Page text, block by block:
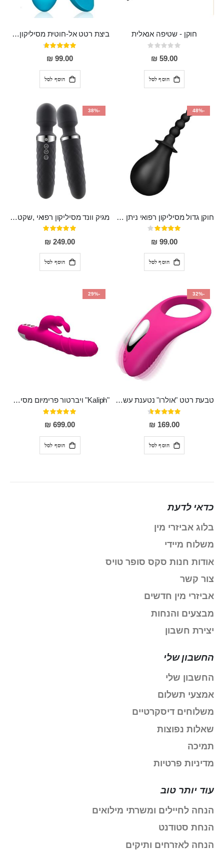
חוקן - שטיפה אנאלית
Rating:
0%
59.00 ₪
הוסף לסל
ביצת רטט אל-חוטית מסיליקון רפואי בגודל של 8 ס"מ ורוחב 3 ס"מ בעלת 20 מהירויות שונות "ENKI"
דירוג:
93%
99.00 ₪
הוסף לסל
-48%
חוקן גדול מסיליקון רפואי ניתן לשימוש גם כפלאג וגם כחרוזים אנאלים
דירוג:
80%
99.00 ₪
הוסף לסל
-38%
מגיק וונד מסיליקון רפואי ,שקט במיוחד, נטען בעל 10 מהירויות שונות "Erna"
דירוג:
100%
249.00 ₪
הוסף לסל
-32%
טבעת רטט "אולרו" נטענת עשויה סיליקון רפואי עם רטט חזק ומטריף חושים
דירוג:
91%
169.00 ₪
הוסף לסל
-29%
"Kaliph" ויברטור פרימיום מסיליקון רפואי , נטען, שקט במיוחד, מסתובב ומתפתל, שמנמן עם חדירה 14 סמ
דירוג:
100%
699.00 ₪
הוסף לסל
כדאי לדעת
בלוג אביזרי מין
משלוח מיידי
אודות חנות סקס סופר טויס
צור קשר
אביזרי מין חדשים
מבצעים והנחות
יצירת חשבון
החשבון שלי
החשבון שלי
אמצעי תשלום
משלוחים דיסקרטיים
שאלות נפוצות
תמיכה
מדיניות פרטיות
עוד יותר טוב
הנחה לחיילים ומשרתי מילואים
הנחת סטודנט
הנחה לאזרחים ותיקים